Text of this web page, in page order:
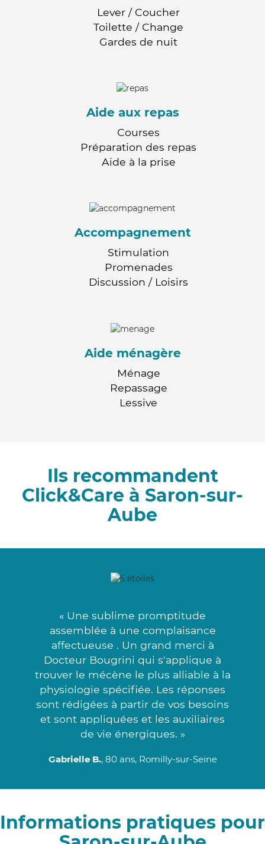
Lever / Coucher
Toilette / Change
Gardes de nuit
Aide aux repas
Courses
Préparation des repas
Aide à la prise
Accompagnement
Stimulation
Promenades
Discussion / Loisirs
Aide ménagère
Ménage
Repassage
Lessive
Ils recommandent
Click&Care à Saron-sur-
Aube
« Une sublime promptitude
assemblée à une complaisance
affectueuse . Un grand merci à
Docteur Bougrini qui s'applique à
trouver le mécène le plus alliable à la
physiologie spécifiée. Les réponses
sont rédigées à partir de vos besoins
et sont appliquées et les auxiliaires
de vie énergiques. »
Gabrielle B., 80 ans, Romilly-sur-Seine
Informations pratiques pour